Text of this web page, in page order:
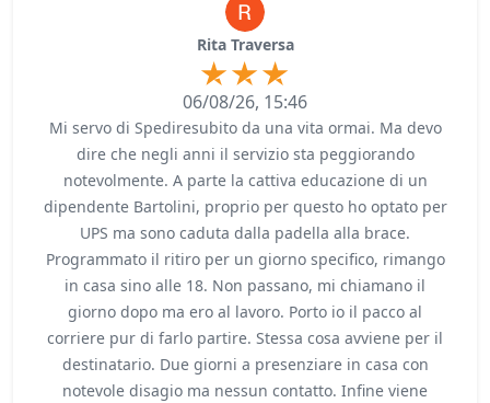
Rita Traversa
06/08/26, 15:46
Mi servo di Spediresubito da una vita ormai. Ma devo
dire che negli anni il servizio sta peggiorando
notevolmente. A parte la cattiva educazione di un
dipendente Bartolini, proprio per questo ho optato per
UPS ma sono caduta dalla padella alla brace.
Programmato il ritiro per un giorno specifico, rimango
in casa sino alle 18. Non passano, mi chiamano il
giorno dopo ma ero al lavoro. Porto io il pacco al
corriere pur di farlo partire. Stessa cosa avviene per il
destinatario. Due giorni a presenziare in casa con
notevole disagio ma nessun contatto. Infine viene